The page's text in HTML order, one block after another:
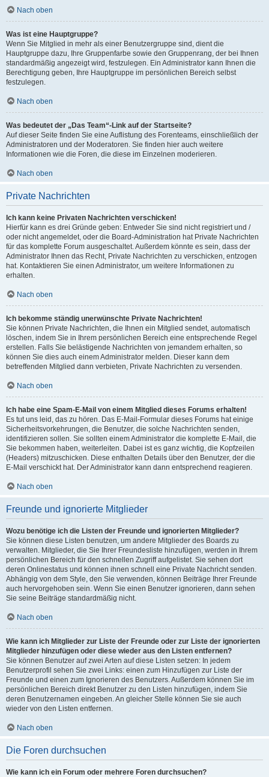
Nach oben
Was ist eine Hauptgruppe?
Wenn Sie Mitglied in mehr als einer Benutzergruppe sind, dient die
Hauptgruppe dazu, Ihre Gruppenfarbe sowie den Gruppenrang, der bei Ihnen
standardmäßig angezeigt wird, festzulegen. Ein Administrator kann Ihnen die
Berechtigung geben, Ihre Hauptgruppe im persönlichen Bereich selbst
festzulegen.
Nach oben
Was bedeutet der „Das Team“-Link auf der Startseite?
Auf dieser Seite finden Sie eine Auflistung des Forenteams, einschließlich der
Administratoren und der Moderatoren. Sie finden hier auch weitere
Informationen wie die Foren, die diese im Einzelnen moderieren.
Nach oben
Private Nachrichten
Ich kann keine Privaten Nachrichten verschicken!
Hierfür kann es drei Gründe geben: Entweder Sie sind nicht registriert und /
oder nicht angemeldet, oder die Board-Administration hat Private Nachrichten
für das komplette Forum ausgeschaltet. Außerdem könnte es sein, dass der
Administrator Ihnen das Recht, Private Nachrichten zu verschicken, entzogen
hat. Kontaktieren Sie einen Administrator, um weitere Informationen zu
erhalten.
Nach oben
Ich bekomme ständig unerwünschte Private Nachrichten!
Sie können Private Nachrichten, die Ihnen ein Mitglied sendet, automatisch
löschen, indem Sie in Ihrem persönlichen Bereich eine entsprechende Regel
erstellen. Falls Sie belästigende Nachrichten von jemandem erhalten, so
können Sie dies auch einem Administrator melden. Dieser kann dem
betreffenden Mitglied dann verbieten, Private Nachrichten zu versenden.
Nach oben
Ich habe eine Spam-E-Mail von einem Mitglied dieses Forums erhalten!
Es tut uns leid, das zu hören. Das E-Mail-Formular dieses Forums hat einige
Sicherheitsvorkehrungen, die Benutzer, die solche Nachrichten senden,
identifizieren sollen. Sie sollten einem Administrator die komplette E-Mail, die
Sie bekommen haben, weiterleiten. Dabei ist es ganz wichtig, die Kopfzeilen
(Headers) mitzuschicken. Diese enthalten Details über den Benutzer, der die
E-Mail verschickt hat. Der Administrator kann dann entsprechend reagieren.
Nach oben
Freunde und ignorierte Mitglieder
Wozu benötige ich die Listen der Freunde und ignorierten Mitglieder?
Sie können diese Listen benutzen, um andere Mitglieder des Boards zu
verwalten. Mitglieder, die Sie Ihrer Freundesliste hinzufügen, werden in Ihrem
persönlichen Bereich für den schnellen Zugriff aufgelistet. Sie sehen dort
deren Onlinestatus und können ihnen schnell eine Private Nachricht senden.
Abhängig von dem Style, den Sie verwenden, können Beiträge Ihrer Freunde
auch hervorgehoben sein. Wenn Sie einen Benutzer ignorieren, dann sehen
Sie seine Beiträge standardmäßig nicht.
Nach oben
Wie kann ich Mitglieder zur Liste der Freunde oder zur Liste der ignorierten
Mitglieder hinzufügen oder diese wieder aus den Listen entfernen?
Sie können Benutzer auf zwei Arten auf diese Listen setzen: In jedem
Benutzerprofil sehen Sie zwei Links: einen zum Hinzufügen zur Liste der
Freunde und einen zum Ignorieren des Benutzers. Außerdem können Sie im
persönlichen Bereich direkt Benutzer zu den Listen hinzufügen, indem Sie
deren Benutzernamen eingeben. An gleicher Stelle können Sie sie auch
wieder von den Listen entfernen.
Nach oben
Die Foren durchsuchen
Wie kann ich ein Forum oder mehrere Foren durchsuchen?